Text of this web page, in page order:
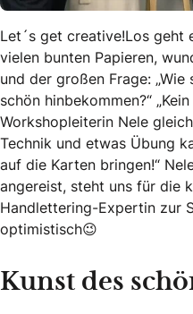
Let´s get creative!Los geht
vielen bunten Papieren,
und der großen Frage:
schön hinbekommen?“
Workshopleiterin Nele
Technik und etwas Übung
auf die Karten bringen!“
angereist, steht uns für die
Handlettering-Expertin zur
optimistisch😉
Kunst des